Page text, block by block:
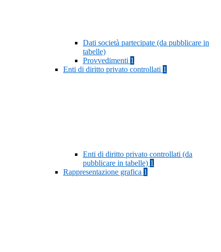
Dati società partecipate (da pubblicare in
tabelle)
Provvedimenti 1
Enti di diritto privato controllati 1
Enti di diritto privato controllati (da
pubblicare in tabelle) 1
Rappresentazione grafica 1